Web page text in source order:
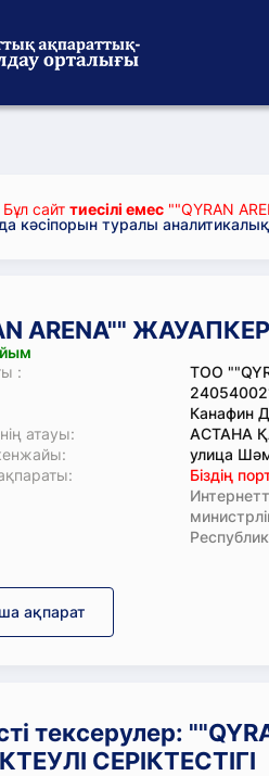
Бұл сайт тиесілі емес ""QYRAN
кәсіпорын туралы
ARENA""
:
ТОО
Канафин
атауы:
АСТАНА
улица
Біздің
ақпарат
тексерулер:
СЕРІКТЕСТІГІ